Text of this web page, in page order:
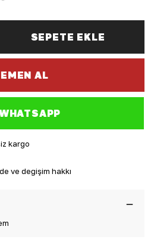
SEPETE EKLE
AL
kargo
ve değişim hakkı